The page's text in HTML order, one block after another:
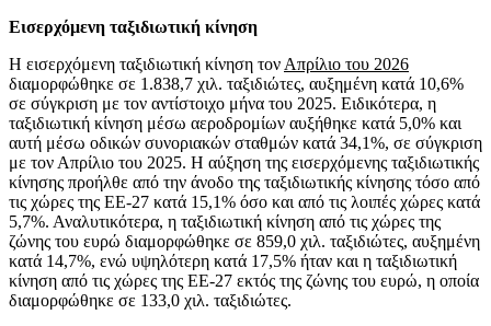
Εισερχόμενη ταξιδιωτική κίνηση
Η εισερχόμενη ταξιδιωτική κίνηση τον Απρίλιο του 2026
διαμορφώθηκε σε 1.838,7 χιλ. ταξιδιώτες, αυξημένη κατά 10,6%
σε σύγκριση με τον αντίστοιχο μήνα του 2025. Ειδικότερα, η
ταξιδιωτική κίνηση μέσω αεροδρομίων αυξήθηκε κατά 5,0% και
αυτή μέσω οδικών συνοριακών σταθμών κατά 34,1%, σε σύγκριση
με τον Απρίλιο του 2025. Η αύξηση της εισερχόμενης ταξιδιωτικής
κίνησης προήλθε από την άνοδο της ταξιδιωτικής κίνησης τόσο από
τις χώρες της ΕΕ-27 κατά 15,1% όσο και από τις λοιπές χώρες κατά
5,7%. Αναλυτικότερα, η ταξιδιωτική κίνηση από τις χώρες της
ζώνης του ευρώ διαμορφώθηκε σε 859,0 χιλ. ταξιδιώτες, αυξημένη
κατά 14,7%, ενώ υψηλότερη κατά 17,5% ήταν και η ταξιδιωτική
κίνηση από τις χώρες της ΕΕ-27 εκτός της ζώνης του ευρώ, η οποία
διαμορφώθηκε σε 133,0 χιλ. ταξιδιώτες.